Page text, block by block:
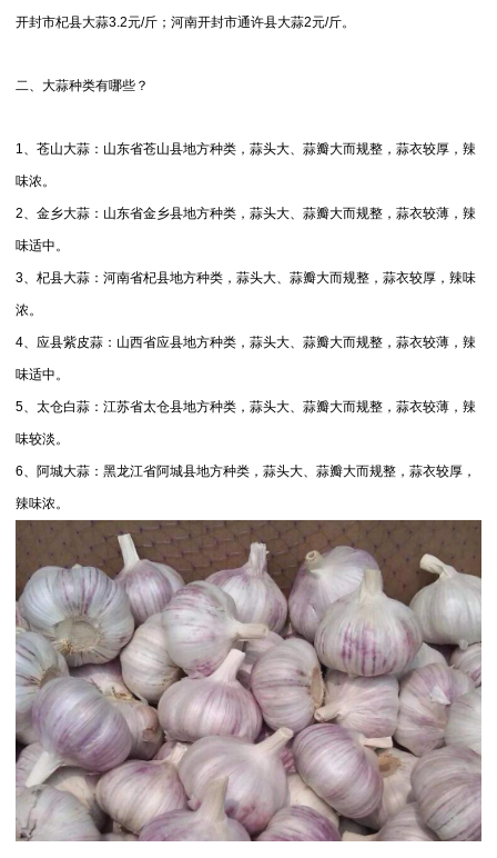
开封市杞县大蒜3.2元/斤；河南开封市通许县大蒜2元/斤。
二、大蒜种类有哪些？
1、苍山大蒜：山东省苍山县地方种类，蒜头大、蒜瓣大而规整，蒜衣较厚，辣
味浓。
2、金乡大蒜：山东省金乡县地方种类，蒜头大、蒜瓣大而规整，蒜衣较薄，辣
味适中。
3、杞县大蒜：河南省杞县地方种类，蒜头大、蒜瓣大而规整，蒜衣较厚，辣味
浓。
4、应县紫皮蒜：山西省应县地方种类，蒜头大、蒜瓣大而规整，蒜衣较薄，辣
味适中。
5、太仓白蒜：江苏省太仓县地方种类，蒜头大、蒜瓣大而规整，蒜衣较薄，辣
味较淡。
6、阿城大蒜：黑龙江省阿城县地方种类，蒜头大、蒜瓣大而规整，蒜衣较厚，
辣味浓。